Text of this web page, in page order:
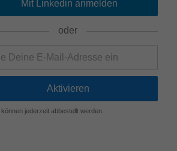
Mit Linkedin anmelden
oder
können jederzeit abbestellt werden.